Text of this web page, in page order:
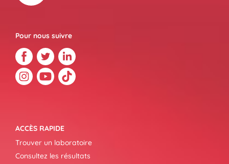
Pour nous suivre
ACCÈS RAPIDE
Trouver un laboratoire
Consultez les résultats